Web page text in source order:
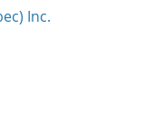
Inc.